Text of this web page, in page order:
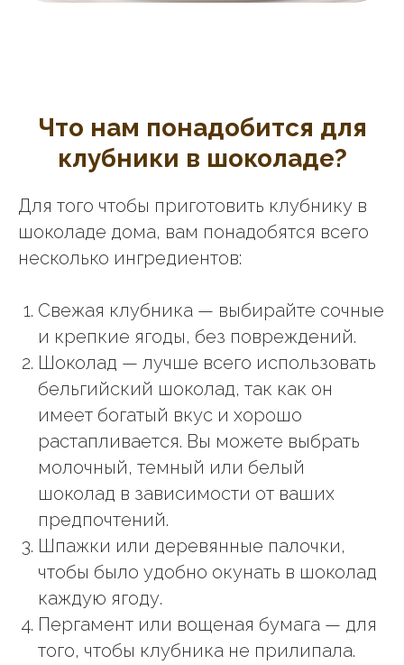
Что нам понадобится для
клубники в шоколаде?
Для того чтобы приготовить клубнику в
шоколаде дома, вам понадобятся всего
несколько ингредиентов:
Свежая клубника — выбирайте сочные
и крепкие ягоды, без повреждений.
Шоколад — лучше всего использовать
бельгийский шоколад, так как он
имеет богатый вкус и хорошо
растапливается. Вы можете выбрать
молочный, темный или белый
шоколад в зависимости от ваших
предпочтений.
Шпажки или деревянные палочки,
чтобы было удобно окунать в шоколад
каждую ягоду.
Пергамент или вощеная бумага — для
того, чтобы клубника не прилипала.